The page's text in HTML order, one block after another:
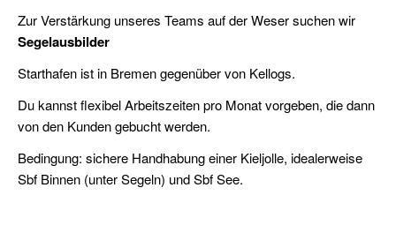
See
(für
Autodidakten)
SKS
SportKüstenSchiffer
SSS
Praxis
Zur Verstärkung unseres Teams auf der Weser suchen wir
Segelausbilder
Starthafen ist in Bremen gegenüber von Kellogs.
Du kannst flexibel Arbeitszeiten pro Monat vorgeben, die dann
von den Kunden gebucht werden.
Bedingung: sichere Handhabung einer Kieljolle, idealerweise
Sbf Binnen (unter Segeln) und Sbf See.